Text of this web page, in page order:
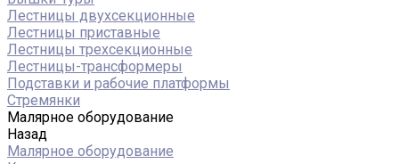
Лестницы двухсекционные
Лестницы приставные
Лестницы трехсекционные
Лестницы-трансформеры
Подставки и рабочие платформы
Стремянки
Малярное оборудование
Назад
Малярное оборудование